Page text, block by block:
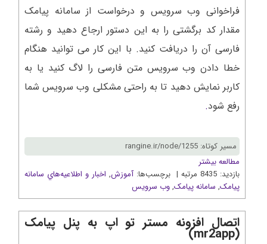
فراخوانی وب سرویس و درخواست از سامانه پیامک
مقدار کد برگشتی را به این دستور ارجاع دهید و رشته
فارسی آن را دریافت کنید. با این کار می توانید هنگام
خطا دادن وب سرویس متن فارسی را لاگ کنید یا به
کاربر نمایش دهید تا به راحتی مشکلی وب سرویس شما
رفع شود.
مسیر کوتاه: rangine.ir/node/1255
مطالعه بیشتر
بازدید: 8435 مرتبه | برچسب‌ها:
آموزش, اخبار و اطلاعيه‌هاي سامانه
پيامک, سامانه پیامک,وب سرويس
اتصال افزونه مستر تو اپ به پنل پیامک
(mr2app)